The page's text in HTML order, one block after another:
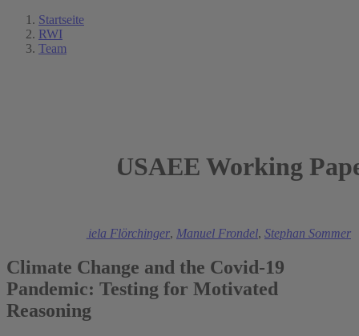
Startseite
RWI
Team
USAEE Working
Daniela Flörchinger, Manuel Frondel, Stephan Sommer
Climate Change and the Covid-19
Pandemic: Testing for Motivated
Reasoning